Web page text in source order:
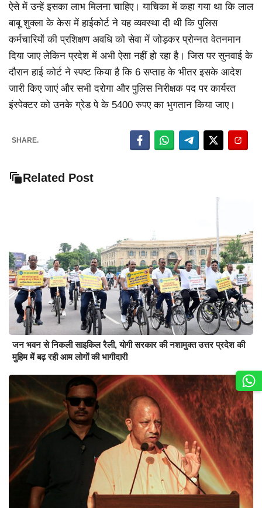
ऐसे में उन्हें इसका लाभ मिलना चाहिए। याचिका में कहा गया था कि लाल
बाबू शुक्ला के केस में हाईकोर्ट ने यह व्यवस्था दी थी कि पुलिस
कर्मचारियों की प्रशिक्षण अवधि को सेवा में जोड़कर प्रोन्नत वेतनमान
दिया जाए लेकिन प्रदेश में अभी ऐसा नहीं हो रहा है। जिस पर सुनवाई के
दौरान हाई कोर्ट ने स्पष्ट किया है कि 6 सप्ताह के भीतर इसके आदेश
जारी किए जाएं और सभी दरोगा और पुलिस निरीक्षक पद पर कार्यरत
इंस्पेक्टर को उनके ग्रेड पे के 5400 रुपए का भुगतान किया जाए।
SHARE.
Related Post
जन भवन से निकली साइकिल रैली, योगी सरकार की नशामुक्त उत्तर प्रदेश की
मुहिम में बढ़ रही आम लोगों की भागीदारी